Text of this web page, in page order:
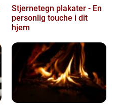
Stjernetegn plakater - En
personlig touche i dit
hjem